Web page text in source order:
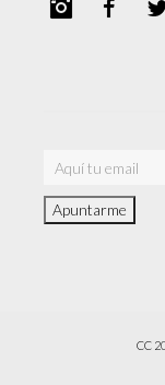
Instagram
CC